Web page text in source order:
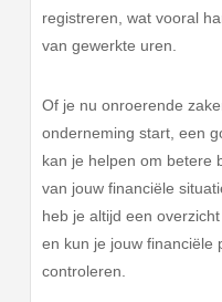
registreren, wat vooral
van gewerkte uren.
Of je nu onroerende
onderneming start, een
kan je helpen om betere
van jouw financiële
heb je altijd een
en kun je jouw financiële
controleren.